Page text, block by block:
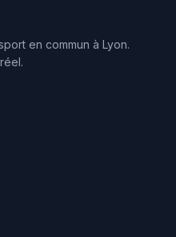
en commun à Lyon.